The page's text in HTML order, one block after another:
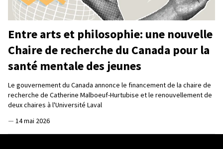
Entre arts et philosophie: une nouvelle
Chaire de recherche du Canada pour la
santé mentale des jeunes
Le gouvernement du Canada annonce le financement de la chaire de
recherche de Catherine Malboeuf-Hurtubise et le renouvellement de
deux chaires à l'Université Laval
— 14 mai 2026